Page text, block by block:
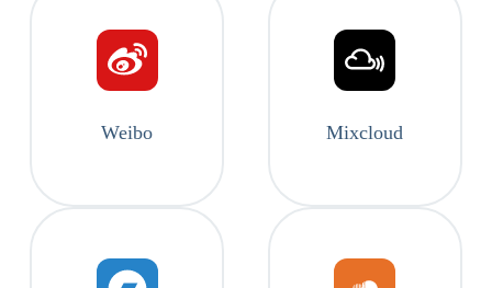
Weibo Mixcloud